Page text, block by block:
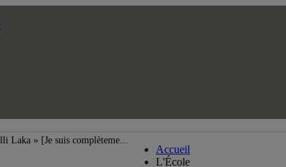
Laka » [Je suis complèteme...
Accueil
L'École